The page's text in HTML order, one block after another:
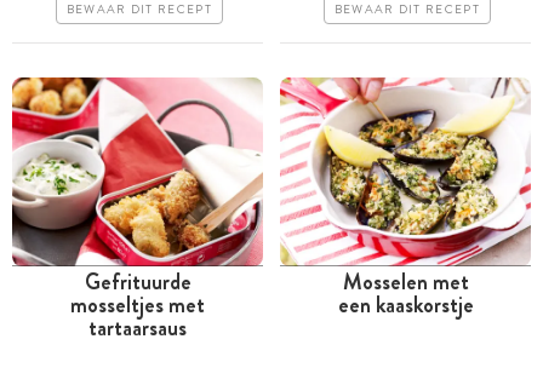
BEWAAR DIT RECEPT Erg makkelijk
BEWAAR DIT RECEPT
Minder dan 30 minuten
Gefrituurde
mosseltjes met
tartaarsaus
Minder dan 30 minuten
Mosselen met
een kaaskorstje